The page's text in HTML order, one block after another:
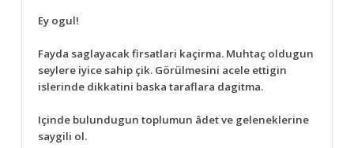
Ey ogul!
Fayda saglayacak firsatlari kaçirma. Muhtaç oldugun
seylere iyice sahip çik. Görülmesini acele ettigin
islerinde dikkatini baska taraflara dagitma.
Içinde bulundugun toplumun âdet ve geleneklerine
saygili ol.